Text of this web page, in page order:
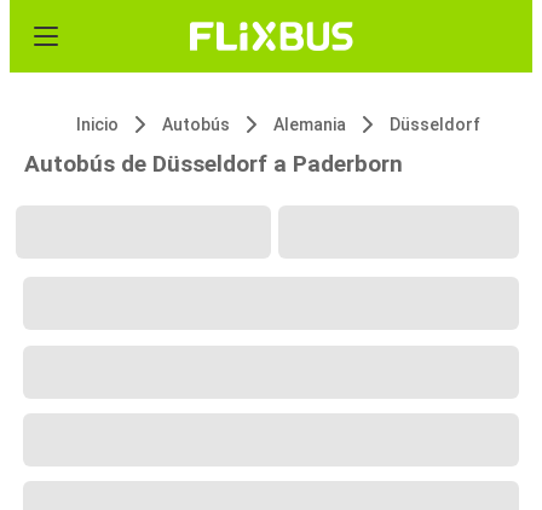
Inicio Autobús Alemania Düsseldorf
Autobús de Düsseldorf a Paderborn